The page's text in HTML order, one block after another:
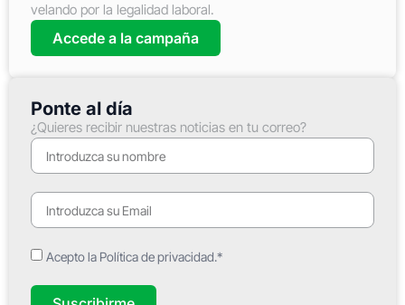
velando por la legalidad laboral.
Accede a la campaña
Ponte al día
¿Quieres recibir nuestras noticias en tu correo?
Acepto la Política de privacidad.*